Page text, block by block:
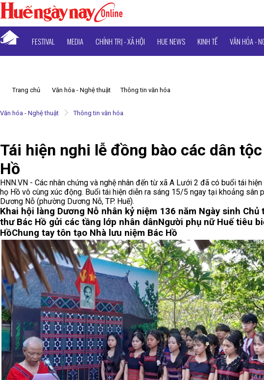
FESTIVAL MEDIA CHÍNH TRỊ - XÃ HỘI HUE NEWS KINH TẾ VĂN HÓA -
Trang chủ Văn hóa - Nghệ thuật Thông tin văn hóa
Văn hóa - Nghệ thuật Thông tin văn hóa
Tái hiện nghi lễ đồng bào các dân
Hồ
HNN.VN - Các nhân chứng và nghệ nhân đến từ xã A Lưới 2 đã có buổi tái
họ Hồ vô cùng xúc động. Buổi tái hiện diễn ra sáng 15/5 ngay tại khoảng sân
Dương Nỗ (phường Dương Nỗ, TP. Huế).
Khai hội làng Dương Nỗ nhân kỷ niệm 136 năm Ngày sinh Chủ
thư Bác Hồ gửi các tầng lớp nhân dânNgười phụ nữ Huế tiêu
HồChung tay tôn tạo Nhà lưu niệm Bác Hồ